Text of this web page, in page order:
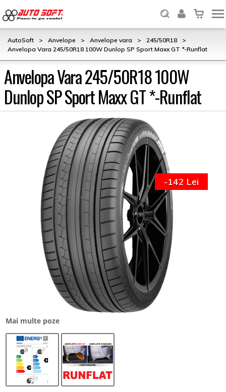
AutoSoft > Anvelope > Anvelope vara > 245/50R18
>
Anvelopa Vara 245/50R18 100W Dunlop SP Sport Maxx GT *-Runflat
Anvelopa Vara 245/50R18 100W
Dunlop SP Sport Maxx GT *-Runflat
Mai multe poze
-142 Lei